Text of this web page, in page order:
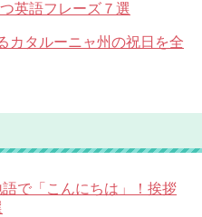
英語フレーズ７選
カタルーニャ州の祝日を全
で「こんにちは」！挨拶